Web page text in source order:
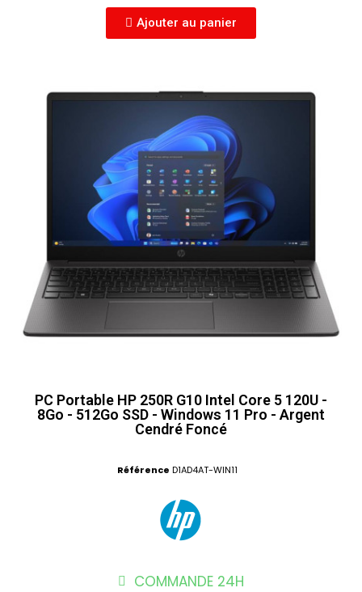
Ajouter au panier
PC Portable HP 250R G10 Intel Core 5 120U -
8Go - 512Go SSD - Windows 11 Pro - Argent
Cendré Foncé
Référence D1AD4AT-WIN11
COMMANDE 24H